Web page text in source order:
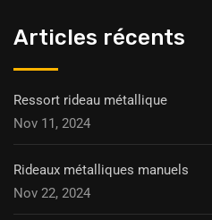
Articles récents
Ressort rideau métallique
Nov 11, 2024
Rideaux métalliques manuels
Nov 22, 2024